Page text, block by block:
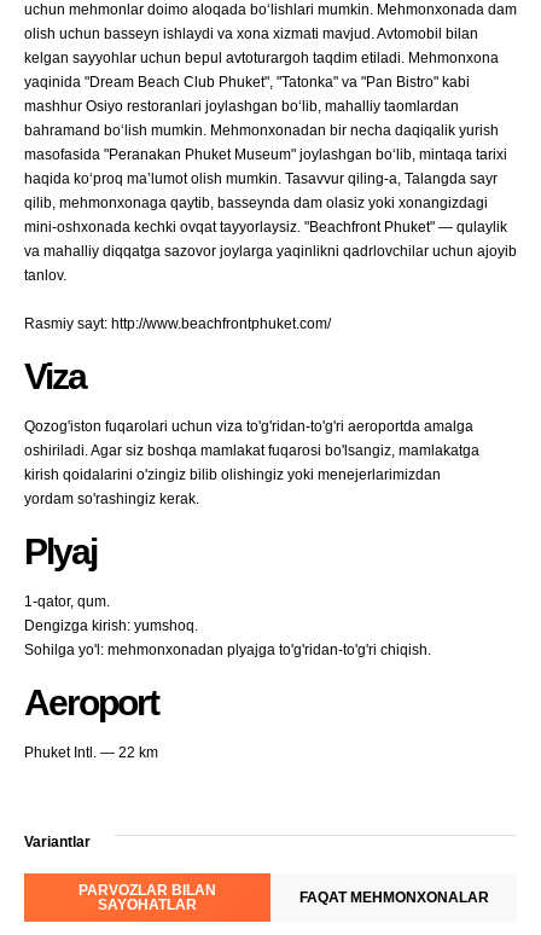
uchun mehmonlar doimo aloqada boʻlishlari mumkin. Mehmonxonada dam
olish uchun basseyn ishlaydi va xona xizmati mavjud. Avtomobil bilan
kelgan sayyohlar uchun bepul avtoturargoh taqdim etiladi. Mehmonxona
yaqinida "Dream Beach Club Phuket", "Tatonka" va "Pan Bistro" kabi
mashhur Osiyo restoranlari joylashgan boʻlib, mahalliy taomlardan
bahramand boʻlish mumkin. Mehmonxonadan bir necha daqiqalik yurish
masofasida "Peranakan Phuket Museum" joylashgan boʻlib, mintaqa tarixi
haqida koʻproq maʼlumot olish mumkin. Tasavvur qiling-a, Talangda sayr
qilib, mehmonxonaga qaytib, basseynda dam olasiz yoki xonangizdagi
mini-oshxonada kechki ovqat tayyorlaysiz. "Beachfront Phuket" — qulaylik
va mahalliy diqqatga sazovor joylarga yaqinlikni qadrlovchilar uchun ajoyib
tanlov.
Rasmiy sayt: http://www.beachfrontphuket.com/
Viza
Qozog'iston fuqarolari uchun viza to'g'ridan-to'g'ri aeroportda amalga
oshiriladi. Agar siz boshqa mamlakat fuqarosi bo'lsangiz, mamlakatga
kirish qoidalarini o'zingiz bilib olishingiz yoki menejerlarimizdan
yordam so'rashingiz kerak.
Plyaj
1-qator, qum.
Dengizga kirish: yumshoq.
Sohilga yo'l: mehmonxonadan plyajga to'g'ridan-to'g'ri chiqish.
Aeroport
Phuket Intl. — 22 km
Variantlar
PARVOZLAR BILAN
SAYOHATLAR
FAQAT MEHMONXONALAR